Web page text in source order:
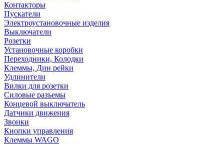
Контакторы
Пускатели
Электроустановочные изделия
Выключатели
Розетки
Установочные коробки
Переходники, Колодки
Клеммы, Дин рейки
Удлинители
Вилки для розетки
Силовые разъемы
Концевой выключатель
Датчики движения
Звонки
Кнопки управления
Клеммы WAGO